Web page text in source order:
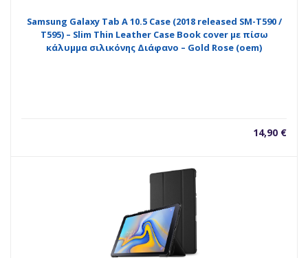
Samsung Galaxy Tab A 10.5 Case (2018 released SM-T590 /
T595) – Slim Thin Leather Case Book cover με πίσω
κάλυμμα σιλικόνης Διάφανο – Gold Rose (oem)
14,90 €